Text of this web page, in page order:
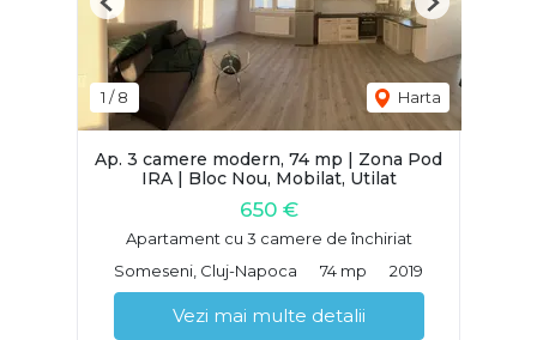
1 /8 Harta
Previous Next
Ap. 3 camere modern, 74 mp | Zona Pod
IRA | Bloc Nou, Mobilat, Utilat
650 €
Apartament cu 3 camere de închiriat
Someseni, Cluj-Napoca
74 mp 2019
Vezi mai multe detalii